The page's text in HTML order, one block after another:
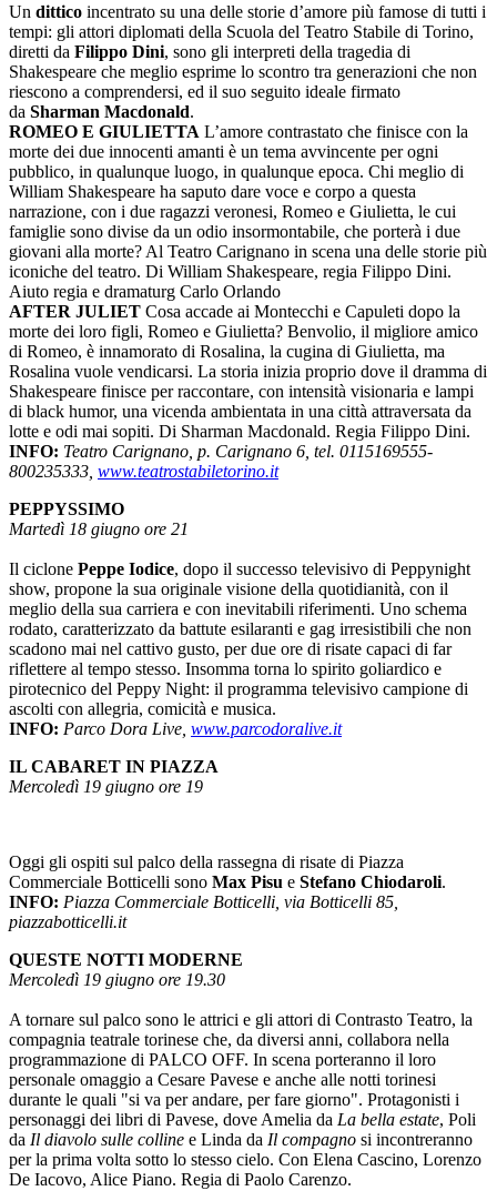
Un dittico incentrato su una delle storie d’amore più famose di tutti i
tempi: gli attori diplomati della Scuola del Teatro Stabile di Torino,
diretti da Filippo Dini, sono gli interpreti della tragedia di
Shakespeare che meglio esprime lo scontro tra generazioni che non
riescono a comprendersi, ed il suo seguito ideale firmato
da Sharman Macdonald.
ROMEO E GIULIETTA L’amore contrastato che finisce con la
morte dei due innocenti amanti è un tema avvincente per ogni
pubblico, in qualunque luogo, in qualunque epoca. Chi meglio di
William Shakespeare ha saputo dare voce e corpo a questa
narrazione, con i due ragazzi veronesi, Romeo e Giulietta, le cui
famiglie sono divise da un odio insormontabile, che porterà i due
giovani alla morte? Al Teatro Carignano in scena una delle storie più
iconiche del teatro. Di William Shakespeare, regia Filippo Dini.
Aiuto regia e dramaturg Carlo Orlando
AFTER JULIET Cosa accade ai Montecchi e Capuleti dopo la
morte dei loro figli, Romeo e Giulietta? Benvolio, il migliore amico
di Romeo, è innamorato di Rosalina, la cugina di Giulietta, ma
Rosalina vuole vendicarsi. La storia inizia proprio dove il dramma di
Shakespeare finisce per raccontare, con intensità visionaria e lampi
di black humor, una vicenda ambientata in una città attraversata da
lotte e odi mai sopiti. Di Sharman Macdonald. Regia Filippo Dini.
INFO: Teatro Carignano, p. Carignano 6, tel. 0115169555-
800235333, www.teatrostabiletorino.it
PEPPYSSIMO
Martedì 18 giugno ore 21
Il ciclone Peppe Iodice, dopo il successo televisivo di Peppynight
show, propone la sua originale visione della quotidianità, con il
meglio della sua carriera e con inevitabili riferimenti. Uno schema
rodato, caratterizzato da battute esilaranti e gag irresistibili che non
scadono mai nel cattivo gusto, per due ore di risate capaci di far
riflettere al tempo stesso. Insomma torna lo spirito goliardico e
pirotecnico del Peppy Night: il programma televisivo campione di
ascolti con allegria, comicità e musica.
INFO: Parco Dora Live, www.parcodoralive.it
IL CABARET IN PIAZZA
Mercoledì 19 giugno ore 19
Oggi gli ospiti sul palco della rassegna di risate di Piazza
Commerciale Botticelli sono Max Pisu e Stefano Chiodaroli.
INFO: Piazza Commerciale Botticelli, via Botticelli 85,
piazzabotticelli.it
QUESTE NOTTI MODERNE
Mercoledì 19 giugno ore 19.30
A tornare sul palco sono le attrici e gli attori di Contrasto Teatro, la
compagnia teatrale torinese che, da diversi anni, collabora nella
programmazione di PALCO OFF. In scena porteranno il loro
personale omaggio a Cesare Pavese e anche alle notti torinesi
durante le quali "si va per andare, per fare giorno". Protagonisti i
personaggi dei libri di Pavese, dove Amelia da La bella estate, Poli
da Il diavolo sulle colline e Linda da Il compagno si incontreranno
per la prima volta sotto lo stesso cielo. Con Elena Cascino, Lorenzo
De Iacovo, Alice Piano. Regia di Paolo Carenzo.